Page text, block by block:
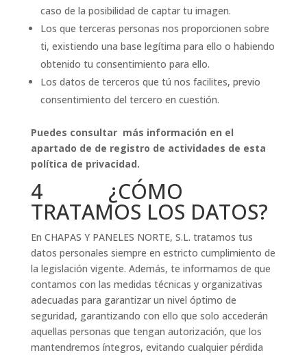
caso de la posibilidad de captar tu imagen.
Los que terceras personas nos proporcionen sobre
ti, existiendo una base legítima para ello o habiendo
obtenido tu consentimiento para ello.
Los datos de terceros que tú nos facilites, previo
consentimiento del tercero en cuestión.
Puedes consultar más información en el
apartado de de registro de actividades de esta
política de privacidad.
4 ¿CÓMO
TRATAMOS LOS DATOS?
En CHAPAS Y PANELES NORTE, S.L. tratamos tus
datos personales siempre en estricto cumplimiento de
la legislación vigente. Además, te informamos de que
contamos con las medidas técnicas y organizativas
adecuadas para garantizar un nivel óptimo de
seguridad, garantizando con ello que solo accederán
aquellas personas que tengan autorización, que los
mantendremos íntegros, evitando cualquier pérdida